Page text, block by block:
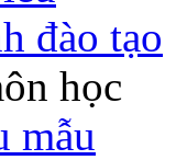
đào tạo
học
mẫu